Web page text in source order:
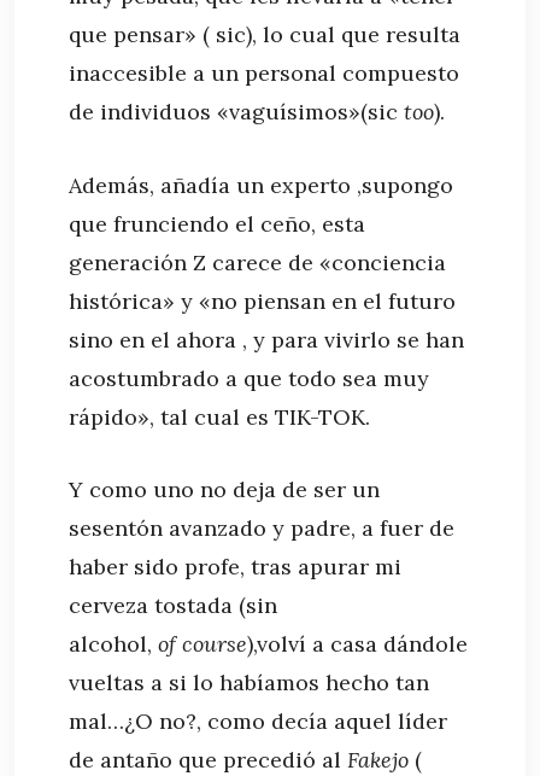
que pensar» ( sic), lo cual que resulta
inaccesible a un personal compuesto
de individuos «vaguísimos»(sic too).
Además, añadía un experto ,supongo
que frunciendo el ceño, esta
generación Z carece de «conciencia
histórica» y «no piensan en el futuro
sino en el ahora , y para vivirlo se han
acostumbrado a que todo sea muy
rápido», tal cual es TIK-TOK.
Y como uno no deja de ser un
sesentón avanzado y padre, a fuer de
haber sido profe, tras apurar mi
cerveza tostada (sin
alcohol, of course),volví a casa dándole
vueltas a si lo habíamos hecho tan
mal…¿O no?, como decía aquel líder
de antaño que precedió al Fakejo (